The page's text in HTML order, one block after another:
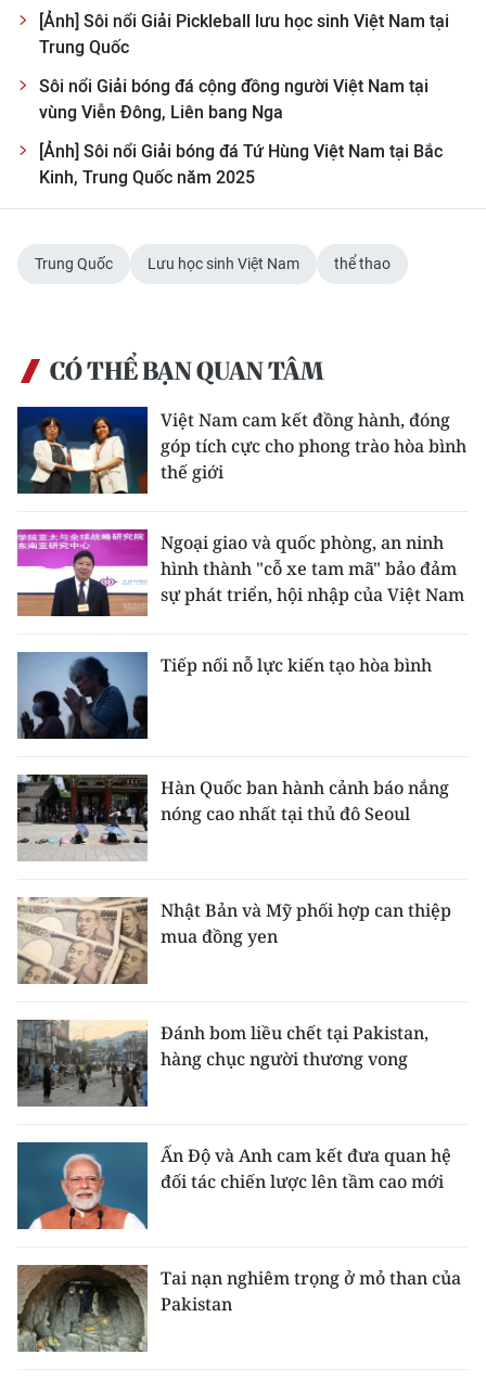
[Ảnh] Sôi nổi Giải Pickleball lưu học sinh Việt Nam tại
Trung Quốc
Sôi nổi Giải bóng đá cộng đồng người Việt Nam tại
vùng Viễn Đông, Liên bang Nga
[Ảnh] Sôi nổi Giải bóng đá Tứ Hùng Việt Nam tại Bắc
Kinh, Trung Quốc năm 2025
Trung Quốc Lưu học sinh Việt Nam thể thao
CÓ THỂ BẠN QUAN TÂM
Việt Nam cam kết đồng hành, đóng
góp tích cực cho phong trào hòa bình
thế giới
Ngoại giao và quốc phòng, an ninh
hình thành "cỗ xe tam mã" bảo đảm
sự phát triển, hội nhập của Việt Nam
Tiếp nối nỗ lực kiến tạo hòa bình
Hàn Quốc ban hành cảnh báo nắng
nóng cao nhất tại thủ đô Seoul
Nhật Bản và Mỹ phối hợp can thiệp
mua đồng yen
Đánh bom liều chết tại Pakistan,
hàng chục người thương vong
Ấn Độ và Anh cam kết đưa quan hệ
đối tác chiến lược lên tầm cao mới
Tai nạn nghiêm trọng ở mỏ than của
Pakistan